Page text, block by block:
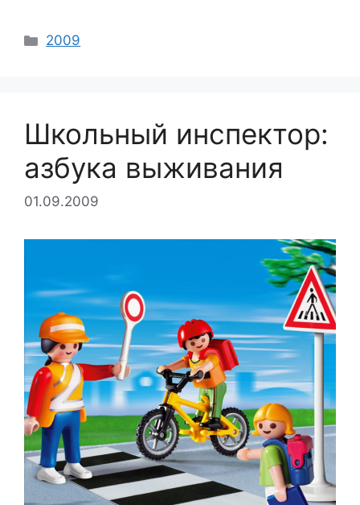
Categories
2009
Школьный инспектор:
азбука выживания
01.09.2009